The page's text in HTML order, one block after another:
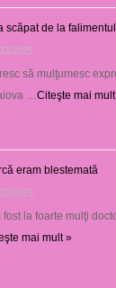
scăpat de la
2025
să mulţumesc
… Citeşte mai
eram blestemată
2025
fost la foarte mulţi
mai mult »